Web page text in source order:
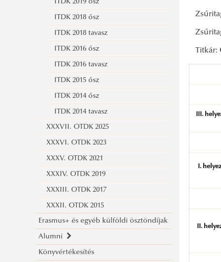
gyakorlat
Erasmus programok és a szakmai
gyakorlat időbeli összehangolása
Szakmai gyakorlat időpontjának
módosítása
ITDK 2019 ősz
ITDK 2018 ősz
ITDK 2018 tavasz
ITDK 2016 ősz
ITDK 2016 tavasz
ITDK 2015 ősz
ITDK 2014 ősz
ITDK 2014 tavasz
XXXVII. OTDK 2025
XXXVI. OTDK 2023
XXXV. OTDK 2021
XXXIV. OTDK 2019
XXXIII. OTDK 2017
XXXII. OTDK 2015
Erasmus+ és egyéb külföldi ösztöndíjak
Alumni
Egyetemi Alumni Közösség
Könyvértékesítés
Titkár:
III.
I.
II.